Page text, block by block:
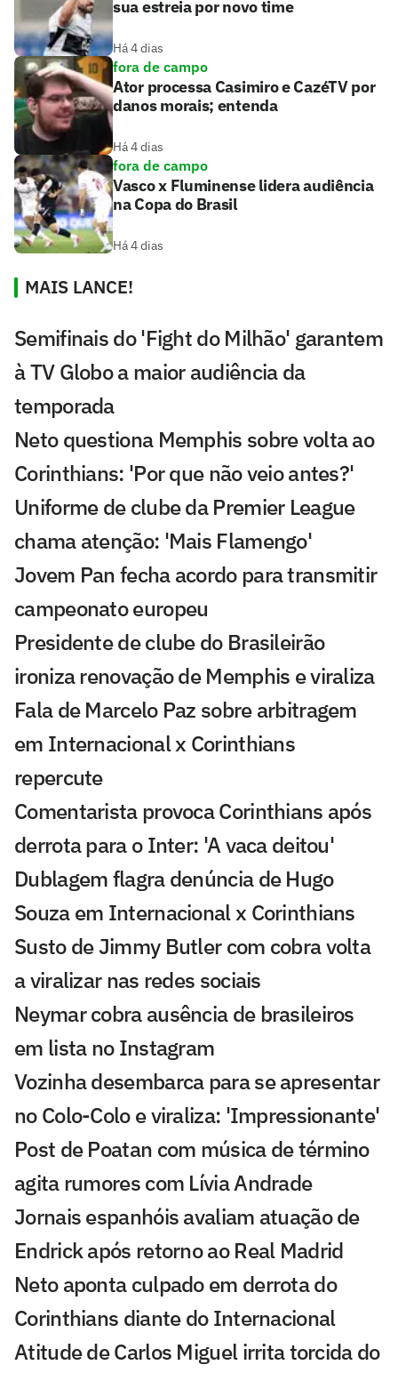
sua estreia por novo time
Há 4 dias
fora de campo
Ator processa Casimiro e CazéTV por
danos morais; entenda
Há 4 dias
fora de campo
Vasco x Fluminense lidera audiência
na Copa do Brasil
Há 4 dias
MAIS LANCE!
Semifinais do 'Fight do Milhão' garantem
à TV Globo a maior audiência da
temporada
Neto questiona Memphis sobre volta ao
Corinthians: 'Por que não veio antes?'
Uniforme de clube da Premier League
chama atenção: 'Mais Flamengo'
Jovem Pan fecha acordo para transmitir
campeonato europeu
Presidente de clube do Brasileirão
ironiza renovação de Memphis e viraliza
Fala de Marcelo Paz sobre arbitragem
em Internacional x Corinthians
repercute
Comentarista provoca Corinthians após
derrota para o Inter: 'A vaca deitou'
Dublagem flagra denúncia de Hugo
Souza em Internacional x Corinthians
Susto de Jimmy Butler com cobra volta
a viralizar nas redes sociais
Neymar cobra ausência de brasileiros
em lista no Instagram
Vozinha desembarca para se apresentar
no Colo-Colo e viraliza: 'Impressionante'
Post de Poatan com música de término
agita rumores com Lívia Andrade
Jornais espanhóis avaliam atuação de
Endrick após retorno ao Real Madrid
Neto aponta culpado em derrota do
Corinthians diante do Internacional
Atitude de Carlos Miguel irrita torcida do